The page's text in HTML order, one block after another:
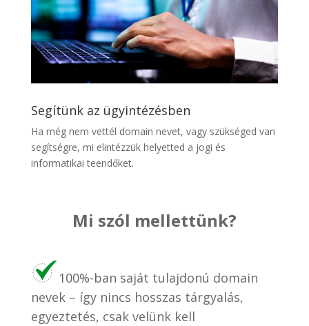
Segítünk az ügyintézésben
Ha még nem vettél domain nevet, vagy szükséged van
segítségre, mi elintézzük helyetted a jogi és
informatikai teendőket.
Mi szól mellettünk?
100%-ban saját tulajdonú domain
nevek – így nincs hosszas tárgyalás,
egyeztetés, csak velünk kell